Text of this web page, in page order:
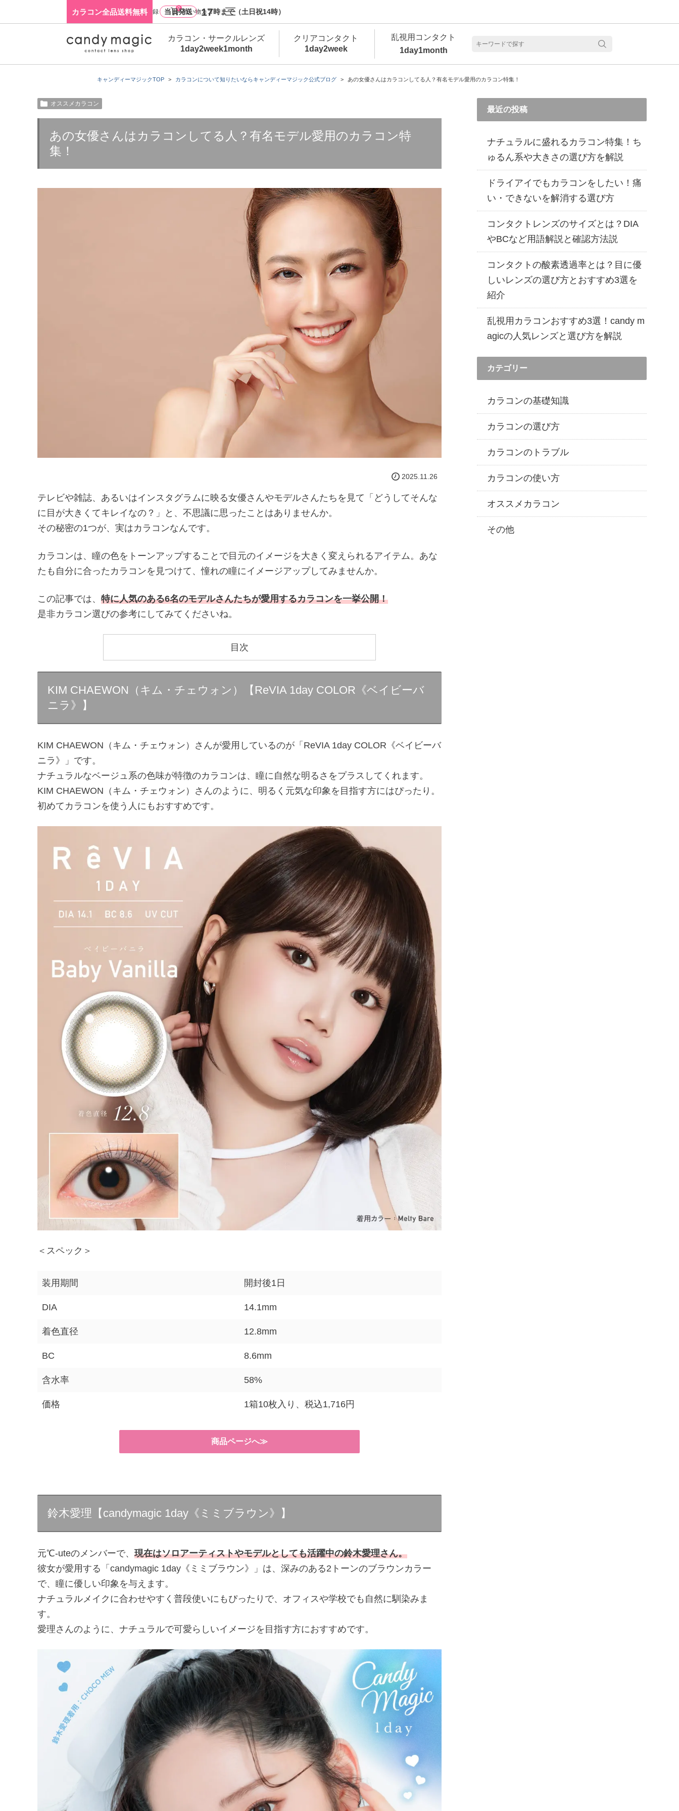
カラコン全品送料無料 当日発送 17時まで（土日祝14時）
キャンディーマジックTOP カラコンについて知りたいならキャンディーマジック公式ブログ あの女優さんはカラコンしてる人？有名モデル愛用のカラコン特集！
オススメカラコン
あの女優さんはカラコンしてる人？有名モデル愛用のカラコン特
集！
2025.11.26
テレビや雑誌、あるいはインスタグラムに映る女優さんやモデルさんたちを見て「どうしてそんな
に目が大きくてキレイなの？」と、不思議に思ったことはありませんか。
その秘密の1つが、実はカラコンなんです。
カラコンは、瞳の色をトーンアップすることで目元のイメージを大きく変えられるアイテム。あな
たも自分に合ったカラコンを見つけて、憧れの瞳にイメージアップしてみませんか。
この記事では、 特に人気のある6名のモデルさんたちが愛用するカラコンを一挙公開！
是非カラコン選びの参考にしてみてくださいね。
目次
KIM CHAEWON（キム・チェウォン）【ReVIA 1day COLOR《ベイビーバ
ニラ》】
KIM CHAEWON（キム・チェウォン）さんが愛用しているのが「ReVIA 1day COLOR《ベイビーバ
ニラ》」です。
ナチュラルなベージュ系の色味が特徴のカラコンは、瞳に自然な明るさをプラスしてくれます。
KIM CHAEWON（キム・チェウォン）さんのように、明るく元気な印象を目指す方にはぴったり。
初めてカラコンを使う人にもおすすめです。
＜スペック＞
装用期間 開封後1日
DIA 14.1mm
着色直径 12.8mm
BC 8.6mm
含水率 58%
価格 1箱10枚入り、税込1,716円
商品ページへ≫
鈴木愛理【candymagic 1day《ミミブラウン》】
元℃-uteのメンバーで、 現在はソロアーティストやモデルとしても活躍中の鈴木愛理さん。
彼女が愛用する「candymagic 1day《ミミブラウン》」は、深みのある2トーンのブラウンカラー
で、瞳に優しい印象を与えます。
ナチュラルメイクに合わせやすく普段使いにもぴったりで、オフィスや学校でも自然に馴染みま
す。
愛理さんのように、ナチュラルで可愛らしいイメージを目指す方におすすめです。
最近の投稿
ナチュラルに盛れるカラコン特集！ち
ゅるん系や大きさの選び方を解説
ドライアイでもカラコンをしたい！痛
い・できないを解消する選び方
コンタクトレンズのサイズとは？DIA
やBCなど用語解説と確認方法説
コンタクトの酸素透過率とは？目に優
しいレンズの選び方とおすすめ3選を
紹介
乱視用カラコンおすすめ3選！candy m
agicの人気レンズと選び方を解説
カテゴリー
カラコンの基礎知識
カラコンの選び方
カラコンのトラブル
カラコンの使い方
オススメカラコン
その他
ログイン・新規会員登録
0
買い物カゴ
カラコン・サークルレンズ
1day2week1month
クリアコンタクト
1day2week
乱視用コンタクト
1day1month
カラコン・サークルレンズ 1day 商品一覧を見る
乱視用カラコン 1day商品一覧を見る
カラコン・サークルレンズ 2week商品一覧を見る
カラコン・サークルレンズ 1month商品一覧を見る
クリアコンタクトレンズ 1day 商品一覧を見る 乱視用カラコン 1day商品一覧を見る
クリアコンタクトレンズ 2week 商品一覧を見る
乱視用カラコン 1day商品一覧を見る
乱視用カラコン 1month商品一覧を見る